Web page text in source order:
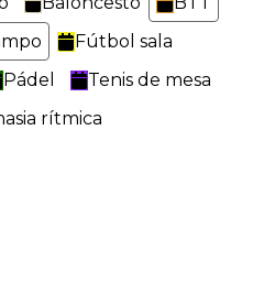
Fútbol sala
Pádel
Tenis de mesa
rítmica